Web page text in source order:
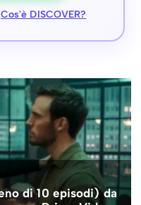
Cos'è DISCOVER?